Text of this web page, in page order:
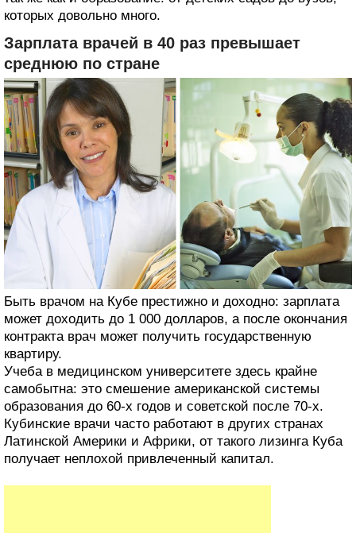
которых довольно много.
Зарплата врачей в 40 раз превышает
среднюю по стране
Быть врачом на Кубе престижно и доходно: зарплата
может доходить до 1 000 долларов, а после окончания
контракта врач может получить государственную
квартиру.
Учеба в медицинском университете здесь крайне
самобытна: это смешение американской системы
образования до 60-х годов и советской после 70-х.
Кубинские врачи часто работают в других странах
Латинской Америки и Африки, от такого лизинга Куба
получает неплохой привлеченный капитал.